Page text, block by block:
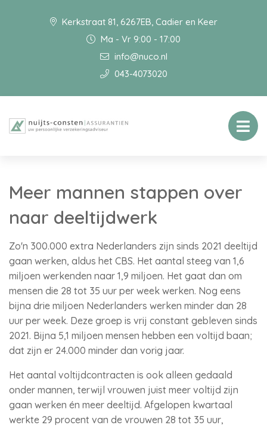
Kerkstraat 81, 6267EB, Cadier en Keer
Ma - Vr 9:00 - 17:00
info@nuco.nl
043-4073020
Meer mannen stappen over
naar deeltijdwerk
Zo'n 300.000 extra Nederlanders zijn sinds 2021 deeltijd
gaan werken, aldus het CBS. Het aantal steeg van 1,6
miljoen werkenden naar 1,9 miljoen. Het gaat dan om
mensen die 28 tot 35 uur per week werken. Nog eens
bijna drie miljoen Nederlanders werken minder dan 28
uur per week. Deze groep is vrij constant gebleven sinds
2021. Bijna 5,1 miljoen mensen hebben een voltijd baan;
dat zijn er 24.000 minder dan vorig jaar.
Het aantal voltijdcontracten is ook alleen gedaald
onder mannen, terwijl vrouwen juist meer voltijd zijn
gaan werken én meer deeltijd. Afgelopen kwartaal
werkte 29 procent van de vrouwen 28 tot 35 uur,